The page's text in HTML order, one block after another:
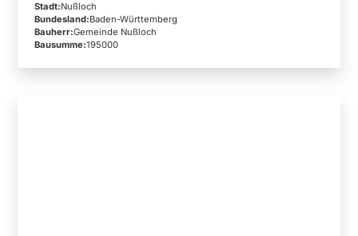
Stadt:Nußloch
Bundesland:Baden-Württemberg
Bauherr:Gemeinde Nußloch
Bausumme:195000